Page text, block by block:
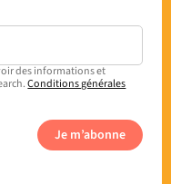
des informations et
Conditions générales
Je m’abonne